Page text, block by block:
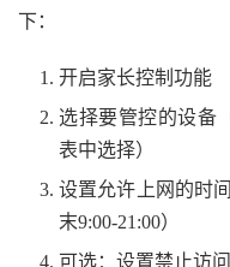
下：
开启家长控制功能
选择要管控的设备
表中选择）
设置允许上网的时
末9:00-21:00）
可选：设置禁止访